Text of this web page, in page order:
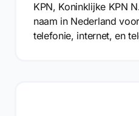
KPN, Koninklijke KPN
naam in Nederland
telefonie, internet, en